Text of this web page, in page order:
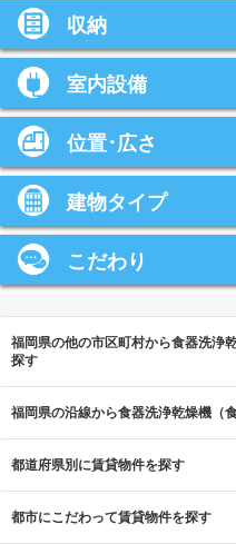
収納
室内設備
位置･広さ
建物タイプ
こだわり
福岡県の他の市区町村から食器洗浄
探す
福岡県の沿線から食器洗浄乾燥機（
都道府県別に賃貸物件を探す
都市にこだわって賃貸物件を探す